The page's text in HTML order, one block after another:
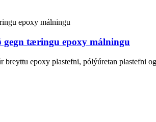
gegn tæringu epoxy málningu
breyttu epoxy plastefni, pólýúretan